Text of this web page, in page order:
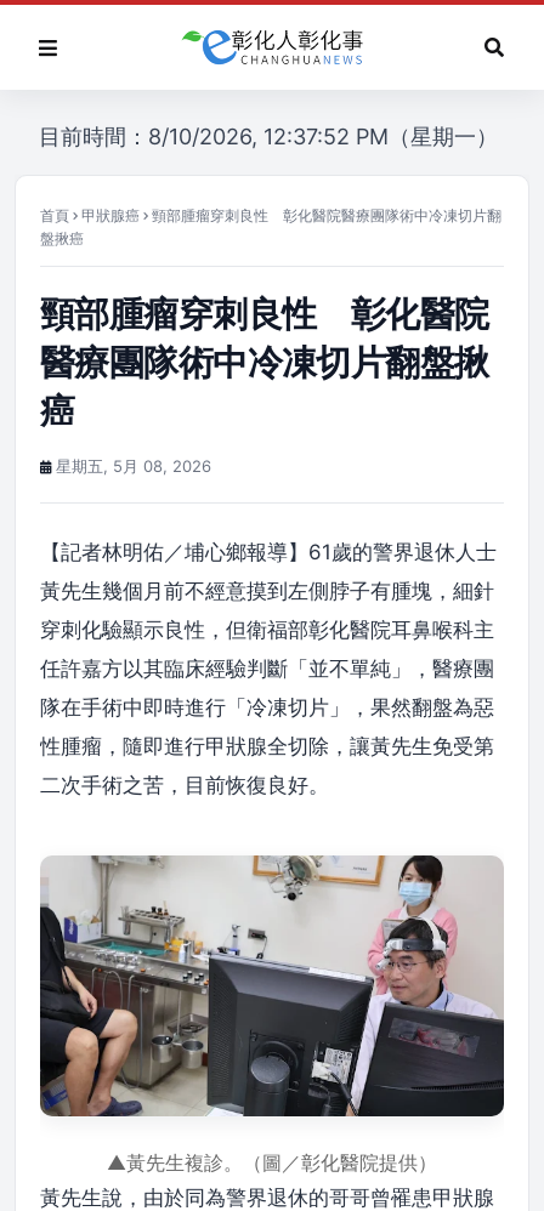
目前時間：8/10/2026, 12:37:52 PM（星期一）
首頁 甲狀腺癌
頸部腫瘤穿刺良性 彰化醫院醫療團隊術中冷凍切片翻
盤揪癌
頸部腫瘤穿刺良性 彰化醫院
醫療團隊術中冷凍切片翻盤揪
癌
星期五, 5月 08, 2026
【記者林明佑／埔心鄉報導】61歲的警界退休人士
黃先生幾個月前不經意摸到左側脖子有腫塊，細針
穿刺化驗顯示良性，但衛福部彰化醫院耳鼻喉科主
任許嘉方以其臨床經驗判斷「並不單純」，醫療團
隊在手術中即時進行「冷凍切片」，果然翻盤為惡
性腫瘤，隨即進行甲狀腺全切除，讓黃先生免受第
二次手術之苦，目前恢復良好。
▲黃先生複診。（圖／彰化醫院提供）
黃先生說，由於同為警界退休的哥哥曾罹患甲狀腺